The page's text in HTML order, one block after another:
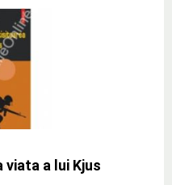
a lui Kjus